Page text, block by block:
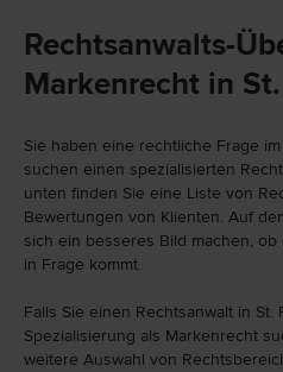
Rechtsanwalts-
Markenrecht in
Sie haben eine rechtliche Frage
suchen einen spezialisierten
unten finden Sie eine Liste von
Bewertungen von Klienten. Auf
sich ein besseres Bild machen,
in Frage kommt.
Falls Sie einen Rechtsanwalt in
Spezialisierung als Markenrecht
weitere Auswahl von